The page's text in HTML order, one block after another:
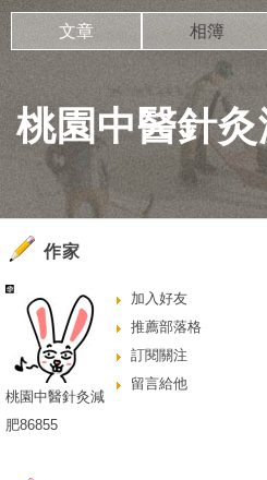
桃園中醫針
文章 相簿
作家
加入好友
推薦部落格
訂閱關注
留言給他
桃園中醫針灸減
肥86855